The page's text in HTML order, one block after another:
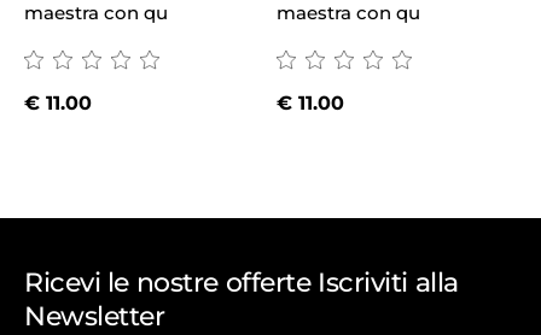
maestra con qu
€11.00
maestra con qu
€ 11.00
Ricevi le nostre offerte Iscriviti alla
Newsletter